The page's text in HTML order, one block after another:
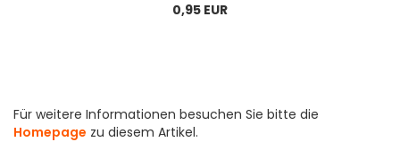
0,95 EUR
Für weitere Informationen besuchen Sie bitte die
Homepage zu diesem Artikel.